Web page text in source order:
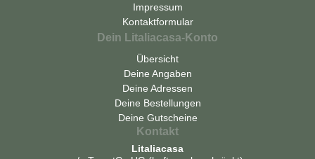
Impressum
Kontaktformular
Dein Litaliacasa-Konto
Übersicht
Deine Angaben
Deine Adressen
Deine Bestellungen
Deine Gutscheine
Kontakt
Litaliacasa